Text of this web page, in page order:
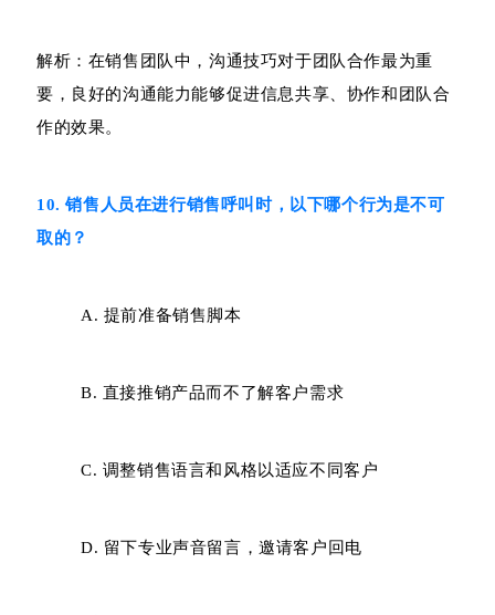
解析：在销售团队中，沟通技巧对于团队合作最为重
要，良好的沟通能力能够促进信息共享、协作和团队合
作的效果。
10. 销售人员在进行销售呼叫时，以下哪个行为是不可
取的？
A. 提前准备销售脚本
B. 直接推销产品而不了解客户需求
C. 调整销售语言和风格以适应不同客户
D. 留下专业声音留言，邀请客户回电